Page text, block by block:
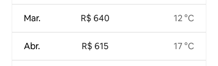
Mar.
Abr.
R$ 640
R$ 615
12 °C
17 °C